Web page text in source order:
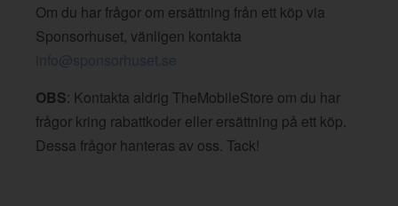
Om du har frågor om ersättning från ett köp via
Sponsorhuset, vänligen kontakta
info@sponsorhuset.se
OBS: Kontakta aldrig TheMobileStore om du har
frågor kring rabattkoder eller ersättning på ett köp.
Dessa frågor hanteras av oss. Tack!